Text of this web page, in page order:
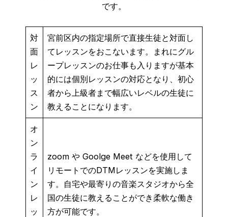
です。
対
面
レ
ッ
ス
ン
宮前区内の指定場所で直接生徒と対面し
てレッスンをおこないます。まれにグル
ープレッスンのお仕事も入りますが基本
的には個別レッスンの対応となり、初心
者から上級者まで幅広いレベルの生徒に
教えることになります。
オ
ン
ラ
イ
ン
レ
ッ
zoom や Goolge Meet などを使用して
リモートでのDTMレッスンを実施しま
す。自宅や最寄りの音楽スタジオから全
国の生徒に教えることができ柔軟な働き
方が可能です。